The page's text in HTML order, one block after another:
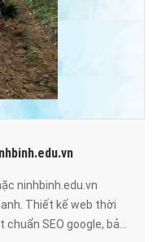
ninhbinh.edu.vn
Thiết kế web thời
SEO google, bảo